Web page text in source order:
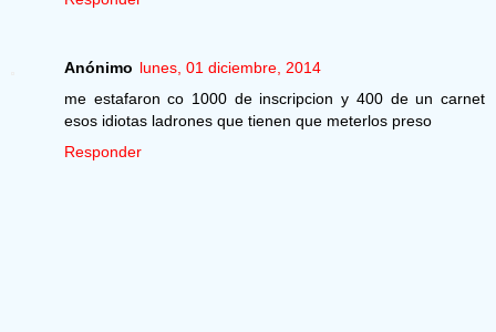
Anónimo lunes, 01 diciembre, 2014
me estafaron co 1000 de inscripcion y 400 de un carnet
esos idiotas ladrones que tienen que meterlos preso
Responder